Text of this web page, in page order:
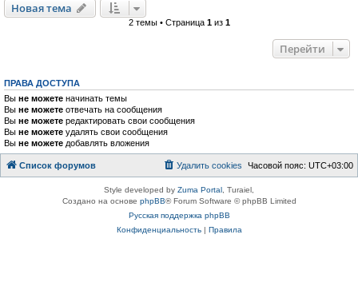
Новая тема
2 темы • Страница 1из 1
Перейти
ПРАВА ДОСТУПА
Вы не можете начинать темы
Вы не можете отвечать на сообщения
Вы не можете редактировать свои сообщения
Вы не можете удалять свои сообщения
Вы не можете добавлять вложения
Список форумов Часовой пояс: UTC+03:00
Удалить cookies
Style developed by Zuma Portal , Turaiel,
Создано на основе phpBB® Forum Software © phpBB Limited
Русская поддержка phpBB
Конфиденциальность| Правила